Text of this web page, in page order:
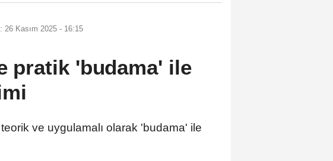
26 Kasım 2025 - 16:15
pratik 'budama' ile
ve uygulamalı olarak 'budama' ile